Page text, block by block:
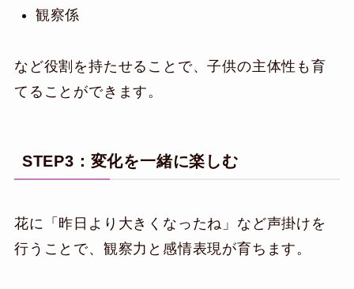
観察係
など役割を持たせることで、子供の主体性も育
てることができます。
STEP3：変化を一緒に楽しむ
花に「昨日より大きくなったね」など声掛けを
行うことで、観察力と感情表現が育ちます。